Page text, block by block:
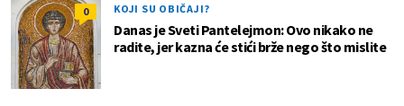
0 KOJI SU OBIČAJI?
Danas je Sveti Pantelejmon: Ovo nikako ne
radite, jer kazna će stići brže nego što mislite